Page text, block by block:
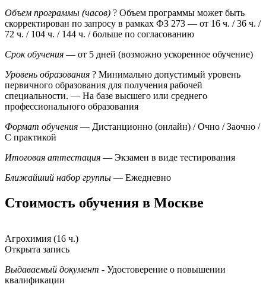
Объем программы (часов) ? Объем программы может быть
скорректирован по запросу в рамках ФЗ 273 — от 16 ч. / 36 ч. /
72 ч. / 104 ч. / 144 ч. / больше по согласованию
Срок обучения — от 5 дней (возможно ускоренное обучение)
Уровень образования ? Минимально допустимый уровень
первичного образования для получения рабочей
специальности. — На базе высшего или среднего
профессионального образования
Формат обучения — Дистанционно (онлайн) / Очно / Заочно /
С практикой
Итоговая аттестация — Экзамен в виде тестирования
Ближайший набор группы — Ежедневно
Стоимость обучения в Москве
Агрохимия (16 ч.)
Открыта запись
Выдаваемый документ - Удостоверение о повышении
квалификации